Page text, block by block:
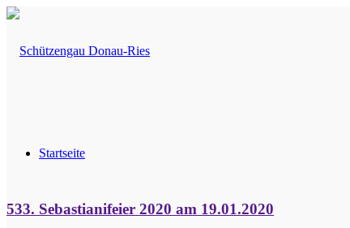
Startseite
533. Sebastianifeier 2020 am 19.01.2020